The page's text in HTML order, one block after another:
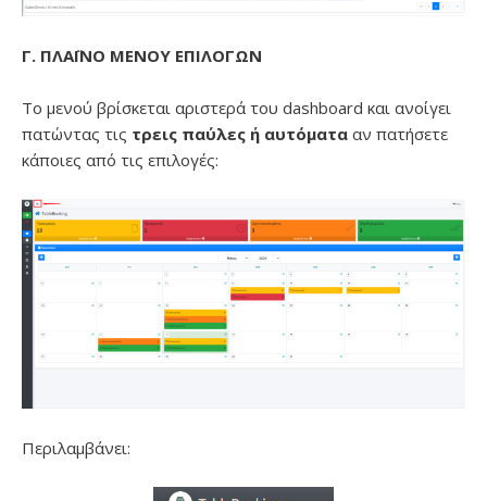
Γ. ΠΛΑΪΝΟ ΜΕΝΟΥ ΕΠΙΛΟΓΩΝ
Το μενού βρίσκεται αριστερά του dashboard και ανοίγει
πατώντας τις τρεις παύλες ή αυτόματα αν πατήσετε
κάποιες από τις επιλογές:
Περιλαμβάνει: